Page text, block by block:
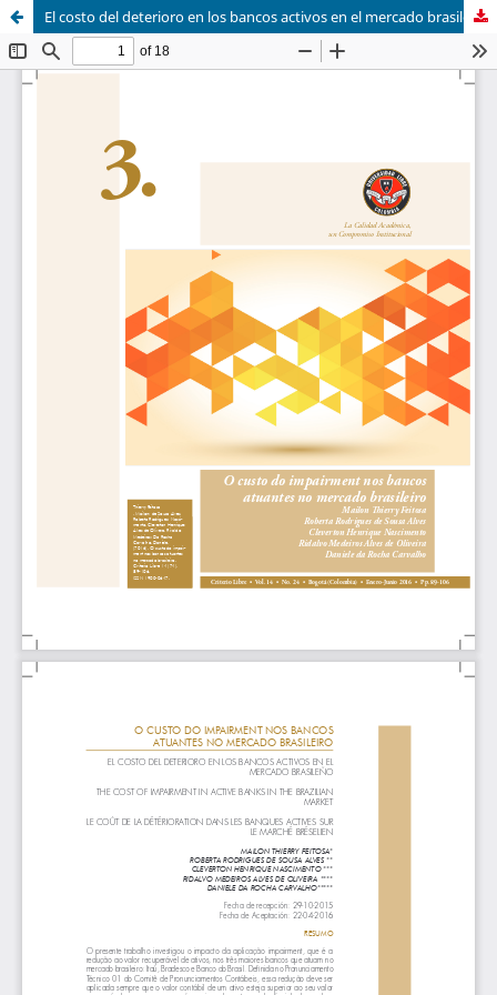
El costo del deterioro en los bancos activos en el mercado brasileño